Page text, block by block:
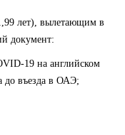
лет), вылетающим в
документ:
19 на английском
до въезда в ОАЭ;